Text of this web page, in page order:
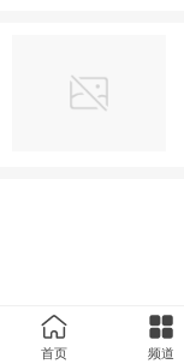
首页 频道